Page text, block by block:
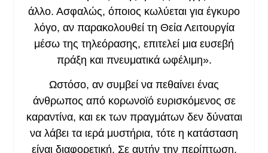
άλλο. Ασφαλώς, όποιος κωλύεται για έγκυρο
λόγο, αν παρακολουθεί τη Θεία Λειτουργία
μέσω της τηλεόρασης, επιτελεί μια ευσεβή
πράξη και πνευματικά ωφέλιμη».
Ωστόσο, αν συμβεί να πεθαίνει ένας
άνθρωπος από κορωνοϊό ευρισκόμενος σε
καραντίνα, και εκ των πραγμάτων δεν δύναται
να λάβει τα ιερά μυστήρια, τότε η κατάσταση
είναι διαφορετική. Σε αυτήν την περίπτωση,